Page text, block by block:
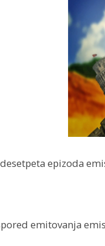
epizoda
emitovanja